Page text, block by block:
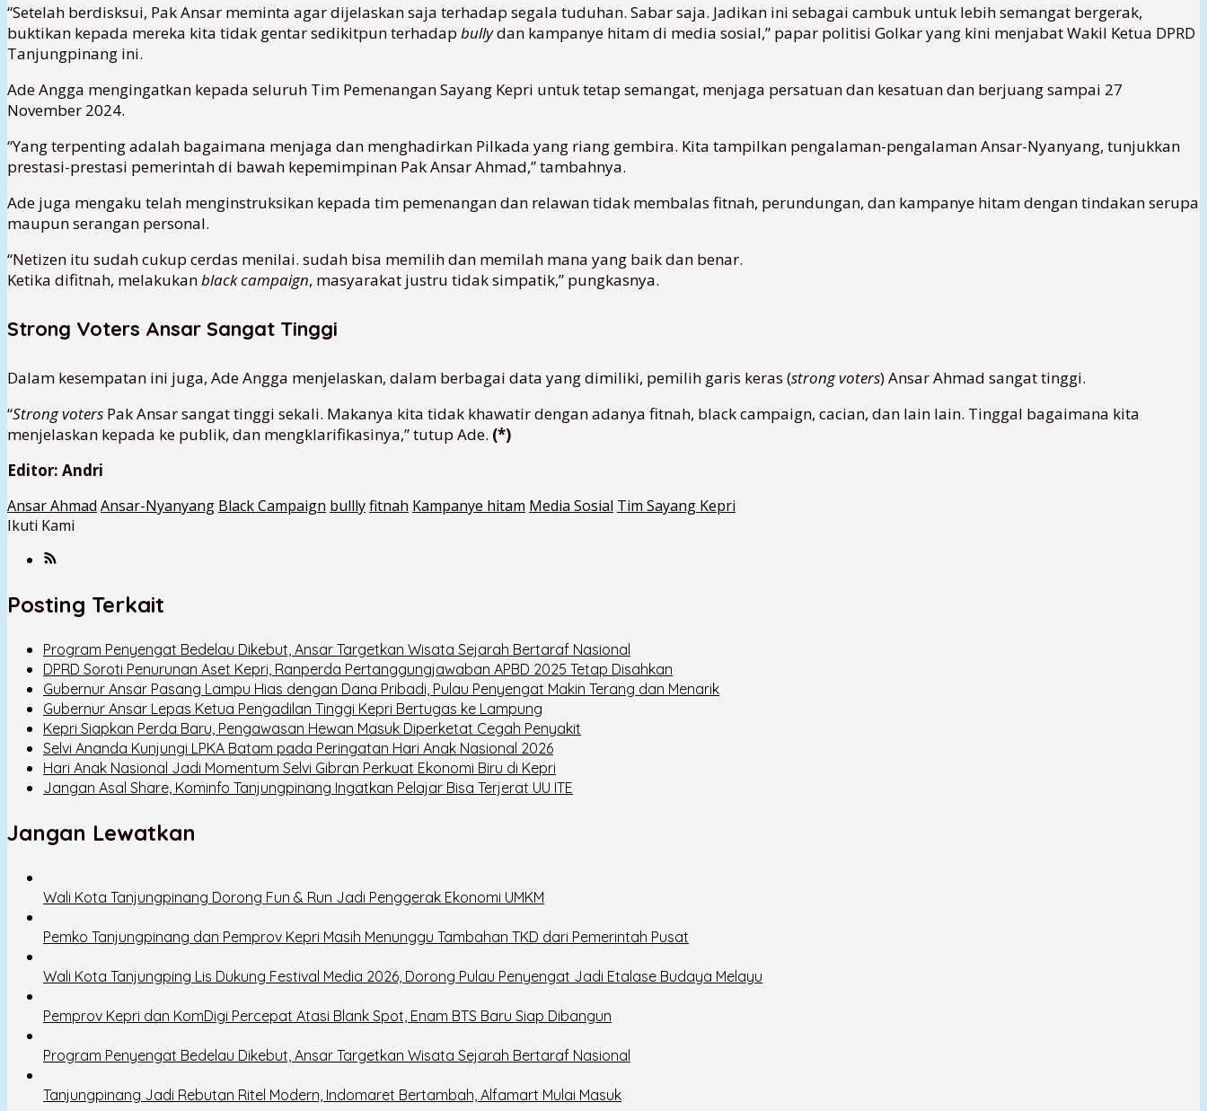
“Setelah berdisksui, Pak Ansar meminta agar dijelaskan saja terhadap segala tuduhan. Sabar saja. Jadikan ini sebagai cambuk untuk lebih semangat bergerak,
buktikan kepada mereka kita tidak gentar sedikitpun terhadap bullydan kampanye hitam di media sosial,” papar politisi Golkar yang kini menjabat Wakil Ketua DPRD
Tanjungpinang ini.
Ade Angga mengingatkan kepada seluruh Tim Pemenangan Sayang Kepri untuk tetap semangat, menjaga persatuan dan kesatuan dan berjuang sampai 27
November 2024.
“Yang terpenting adalah bagaimana menjaga dan menghadirkan Pilkada yang riang gembira. Kita tampilkan pengalaman-pengalaman Ansar-Nyanyang, tunjukkan
prestasi-prestasi pemerintah di bawah kepemimpinan Pak Ansar Ahmad,” tambahnya.
Ade juga mengaku telah menginstruksikan kepada tim pemenangan dan relawan tidak membalas fitnah, perundungan, dan kampanye hitam dengan tindakan serupa
maupun serangan personal.
“Netizen itu sudah cukup cerdas menilai. sudah bisa memilih dan memilah mana yang baik dan benar.
Ketika difitnah, melakukanblack campaign, masyarakat justru tidak simpatik,” pungkasnya.
Strong Voters Ansar Sangat Tinggi
Dalam kesempatan ini juga, Ade Angga menjelaskan, dalam berbagai data yang dimiliki, pemilih garis keras (strong voters) Ansar Ahmad sangat tinggi.
“Strong voters Pak Ansar sangat tinggi sekali. Makanya kita tidak khawatir dengan adanya fitnah, black campaign, cacian, dan lain lain. Tinggal bagaimana kita
menjelaskan kepada ke publik, dan mengklarifikasinya,” tutup Ade. (*)
Editor: Andri
Ansar Ahmad Ansar-Nyanyang Black Campaign bulllyfitnah Kampanye hitam Media Sosial Tim Sayang Kepri
Ikuti Kami
Posting Terkait
Program Penyengat Bedelau Dikebut, Ansar Targetkan Wisata Sejarah Bertaraf Nasional
DPRD Soroti Penurunan Aset Kepri, Ranperda Pertanggungjawaban APBD 2025 Tetap Disahkan
Gubernur Ansar Pasang Lampu Hias dengan Dana Pribadi, Pulau Penyengat Makin Terang dan Menarik
Gubernur Ansar Lepas Ketua Pengadilan Tinggi Kepri Bertugas ke Lampung
Kepri Siapkan Perda Baru, Pengawasan Hewan Masuk Diperketat Cegah Penyakit
Selvi Ananda Kunjungi LPKA Batam pada Peringatan Hari Anak Nasional 2026
Hari Anak Nasional Jadi Momentum Selvi Gibran Perkuat Ekonomi Biru di Kepri
Jangan Asal Share, Kominfo Tanjungpinang Ingatkan Pelajar Bisa Terjerat UU ITE
Jangan Lewatkan
Wali Kota Tanjungpinang Dorong Fun & Run Jadi Penggerak Ekonomi UMKM
Pemko Tanjungpinang dan Pemprov Kepri Masih Menunggu Tambahan TKD dari Pemerintah Pusat
Wali Kota Tanjungping Lis Dukung Festival Media 2026, Dorong Pulau Penyengat Jadi Etalase Budaya Melayu
Pemprov Kepri dan KomDigi Percepat Atasi Blank Spot, Enam BTS Baru Siap Dibangun
Program Penyengat Bedelau Dikebut, Ansar Targetkan Wisata Sejarah Bertaraf Nasional
Tanjungpinang Jadi Rebutan Ritel Modern, Indomaret Bertambah, Alfamart Mulai Masuk